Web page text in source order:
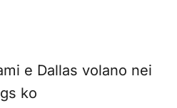
e Dallas volano nei
ko